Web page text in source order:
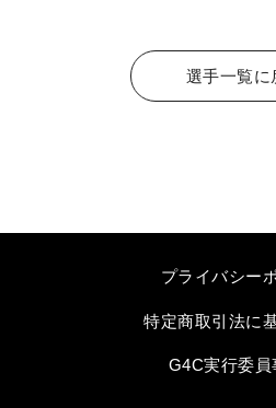
選手一覧に
プライバシー
特定商取引法に
G4C実行委員